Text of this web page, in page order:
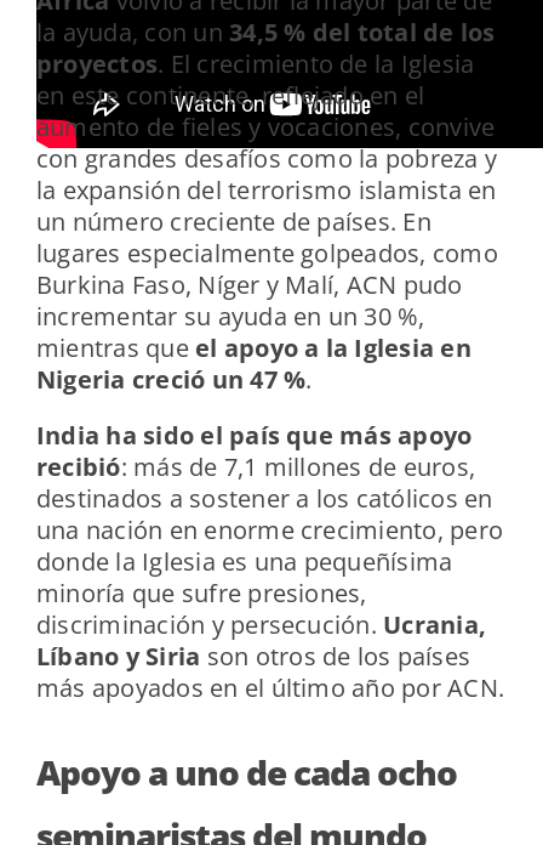
la ayuda, con un 34,5 % del total de los
proyectos. El crecimiento de la Iglesia
en este continente, reflejado en el
aumento de fieles y vocaciones, convive
con grandes desafíos como la pobreza y
la expansión del terrorismo islamista en
un número creciente de países. En
lugares especialmente golpeados, como
Burkina Faso, Níger y Malí, ACN pudo
incrementar su ayuda en un 30 %,
mientras que el apoyo a la Iglesia en
Nigeria creció un 47 %.
India ha sido el país que más apoyo
recibió: más de 7,1 millones de euros,
destinados a sostener a los católicos en
una nación en enorme crecimiento, pero
donde la Iglesia es una pequeñísima
minoría que sufre presiones,
discriminación y persecución. Ucrania,
Líbano y Siria son otros de los países
más apoyados en el último año por ACN.
Apoyo a uno de cada ocho
seminaristas del mundo